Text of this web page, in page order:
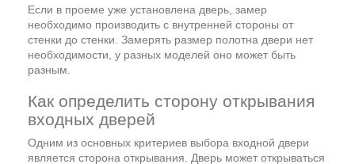
Если в проеме уже установлена дверь, замер
необходимо производить с внутренней стороны от
стенки до стенки. Замерять размер полотна двери нет
необходимости, у разных моделей оно может быть
разным.
Как определить сторону открывания
входных дверей
Одним из основных критериев выбора входной двери
является сторона открывания. Дверь может открываться